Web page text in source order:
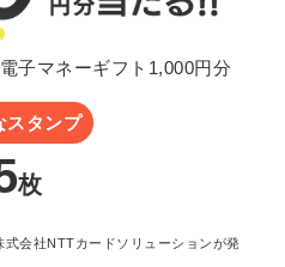
子マネーギフト1,000円分
スタンプ
枚
会社NTTカードソリューションが発